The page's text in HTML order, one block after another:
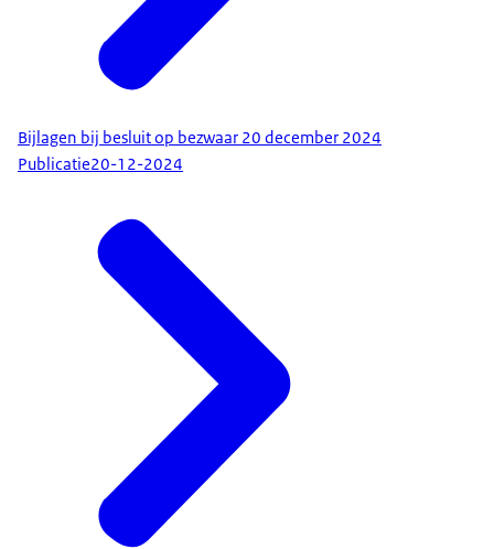
Bijlagen bij besluit op bezwaar 20 december 2024
Publicatie20-12-2024